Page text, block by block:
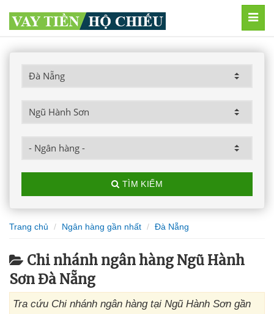
TÌM KIẾM
Trang chủ Ngân hàng gần nhất Đà Nẵng
Chi nhánh ngân hàng Ngũ Hành
Sơn Đà Nẵng
Tra cứu Chi nhánh ngân hàng tại Ngũ Hành Sơn gần